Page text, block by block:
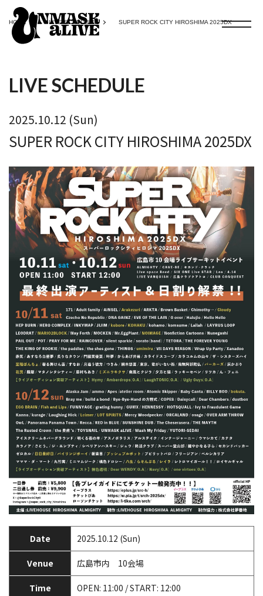
HOME LIVE SCHEDULE SUPER ROCK CITY HIROSHIMA 2025DX
LIVE SCHEDULE
2025.10.12 (Sun)
SUPER ROCK CITY HIROSHIMA 2025DX
Date 2025.10.12 (Sun)
Venue 広島市内 10会場
Time OPEN: 11:00 / START: 12:00